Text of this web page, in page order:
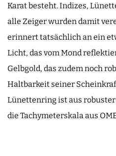
Karat besteht. Indizes,
alle Zeiger wurden damit
erinnert tatsächlich an ein
Licht, das vom Mond
Gelbgold, das zudem noch
Haltbarkeit seiner
Lünettenring ist aus
die Tachymeterskala aus